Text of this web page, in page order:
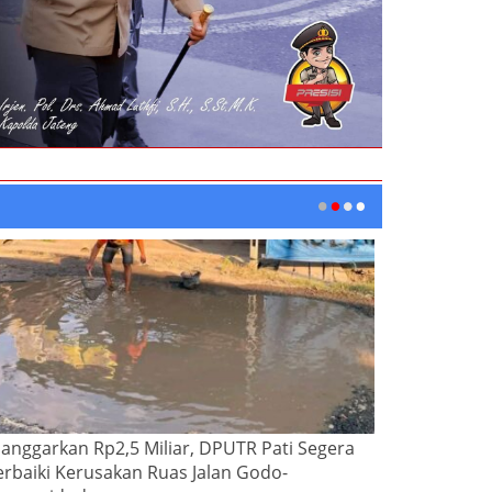
Rp2,5 Miliar, DPUTR Pati Segera
Kerusakan Ruas Jalan Godo-